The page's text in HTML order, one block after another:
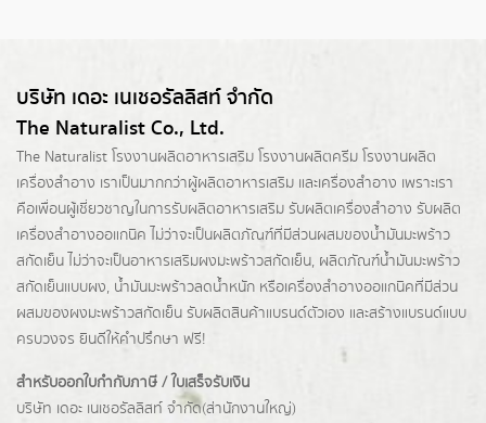
บริษัท เดอะ เนเชอรัลลิสท์ จำกัด
The Naturalist Co., Ltd.
The Naturalist โรงงานผลิตอาหารเสริม โรงงานผลิตครีม โรงงานผลิต
เครื่องสำอาง เราเป็นมากกว่าผู้ผลิตอาหารเสริม และเครื่องสำอาง เพราะเรา
คือเพื่อนผู้เชี่ยวชาญในการรับผลิตอาหารเสริม รับผลิตเครื่องสำอาง รับผลิต
เครื่องสำอางออแกนิค ไม่ว่าจะเป็นผลิตภัณฑ์ที่มีส่วนผสมของน้ำมันมะพร้าว
สกัดเย็น ไม่ว่าจะเป็นอาหารเสริมผงมะพร้าวสกัดเย็น, ผลิตภัณฑ์น้ำมันมะพร้าว
สกัดเย็นแบบผง, น้ำมันมะพร้าวลดน้ำหนัก หรือเครื่องสำอางออแกนิคที่มีส่วน
ผสมของผงมะพร้าวสกัดเย็น รับผลิตสินค้าแบรนด์ตัวเอง และสร้างแบรนด์แบบ
ครบวงจร ยินดีให้คำปรึกษา ฟรี!
สำหรับออกใบกำกับภาษี / ใบเสร็จรับเงิน
บริษัท เดอะ เนเชอรัลลิสท์ จำกัด(ส่านักงานใหญ่)